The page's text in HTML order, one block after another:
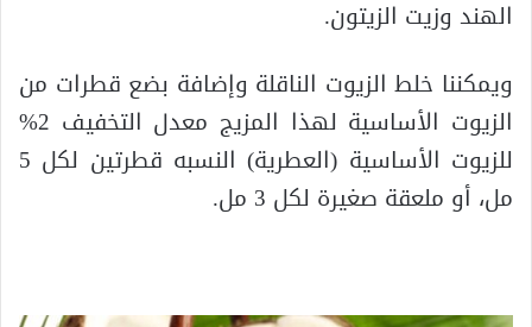
الهند وزيت الزيتون.
ويمكننا خلط الزيوت الناقلة وإضافة بضع قطرات من
الزيوت الأساسية لهذا المزيج معدل التخفيف 2%
للزيوت الأساسية (العطرية) النسبه قطرتين لكل 5
مل، أو ملعقة صغيرة لكل 3 مل.